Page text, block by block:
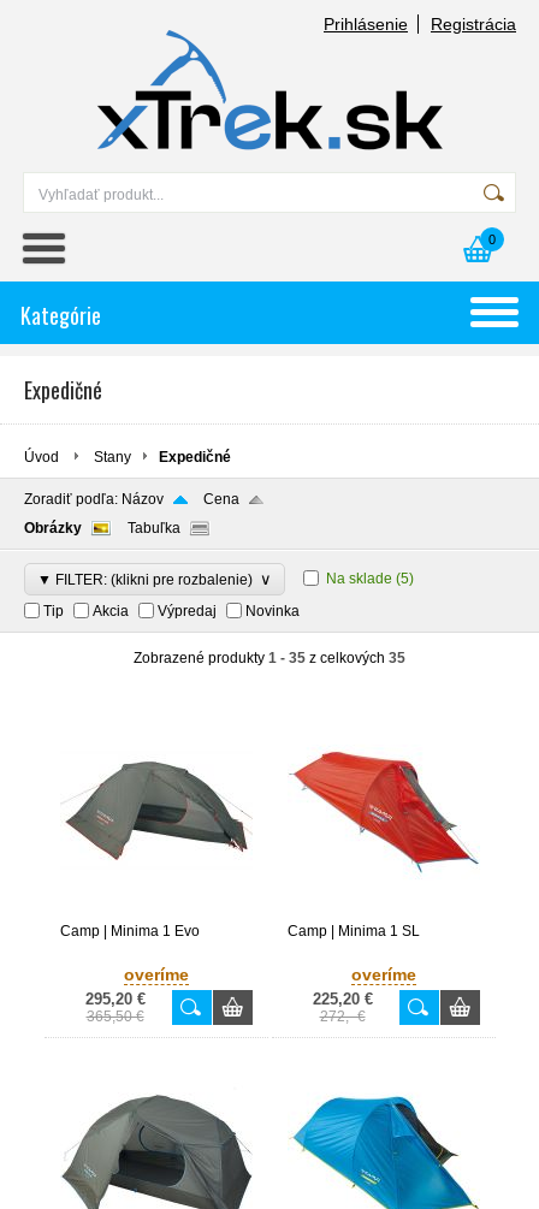
Prihlásenie Registrácia
0
Kategórie
Expedičné
Úvod Stany Expedičné
Zoradiť podľa: Názov
Cena
Obrázky
Tabuľka
▼ FILTER: (klikni pre rozbalenie) ∨ Na sklade (5)
Tip
Akcia Výpredaj Novinka
Zobrazené produkty 1 - 35 z celkových 35
Camp | Minima 1 Evo
overíme
295,20 €
365,50 €
Camp | Minima 1 SL
overíme
225,20 €
272,- €